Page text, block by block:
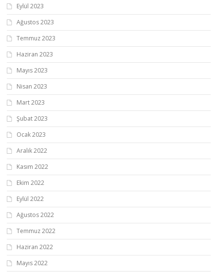
Eylül 2023
Ağustos 2023
Temmuz 2023
Haziran 2023
Mayıs 2023
Nisan 2023
Mart 2023
Şubat 2023
Ocak 2023
Aralık 2022
Kasım 2022
Ekim 2022
Eylül 2022
Ağustos 2022
Temmuz 2022
Haziran 2022
Mayıs 2022